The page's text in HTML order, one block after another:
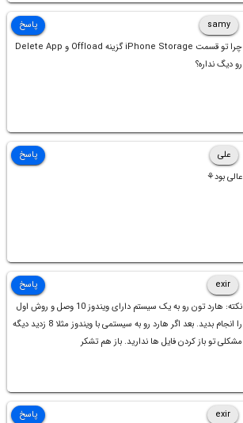
samy
چرا تو قسمت iPhone Storage گزینه Offload و Delete App
رو دیگ نداره؟
پاسخ
علی
عالی بود⚘
پاسخ
exir
نکته: هارد تون رو به یک سیستم دارای ویندوز 10 وصل و روش اول
را انجام بدید. بعد اگر هارد رو به سیستمی با ویندوز مثلا 8 زدید دیگه
مشکلی تو باز کردن فایل ها ندارید. باز هم تشکر
پاسخ
exir
پاسخ